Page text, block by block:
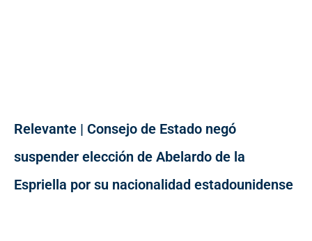
Relevante | Consejo de Estado negó
suspender elección de Abelardo de la
Espriella por su nacionalidad estadounidense